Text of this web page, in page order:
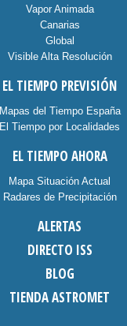
Vapor Animada
Canarias
Global
Visible Alta Resolución
EL TIEMPO PREVISIÓN
Mapas del Tiempo España
El Tiempo por Localidades
EL TIEMPO AHORA
Mapa Situación Actual
Radares de Precipitación
ALERTAS
DIRECTO ISS
BLOG
TIENDA ASTROMET